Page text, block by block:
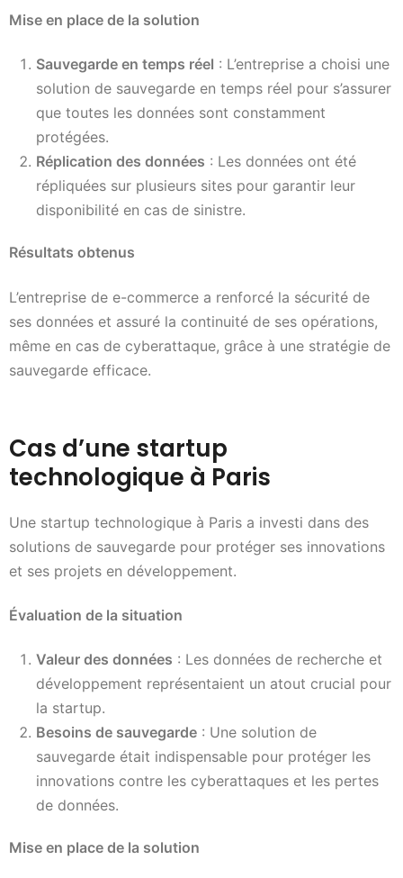
Mise en place de la solution
Sauvegarde en temps réel : L’entreprise a choisi une
solution de sauvegarde en temps réel pour s’assurer
que toutes les données sont constamment
protégées.
Réplication des données : Les données ont été
répliquées sur plusieurs sites pour garantir leur
disponibilité en cas de sinistre.
Résultats obtenus
L’entreprise de e-commerce a renforcé la sécurité de
ses données et assuré la continuité de ses opérations,
même en cas de cyberattaque, grâce à une stratégie de
sauvegarde efficace.
Cas d’une startup
technologique à Paris
Une startup technologique à Paris a investi dans des
solutions de sauvegarde pour protéger ses innovations
et ses projets en développement.
Évaluation de la situation
Valeur des données : Les données de recherche et
développement représentaient un atout crucial pour
la startup.
Besoins de sauvegarde : Une solution de
sauvegarde était indispensable pour protéger les
innovations contre les cyberattaques et les pertes
de données.
Mise en place de la solution